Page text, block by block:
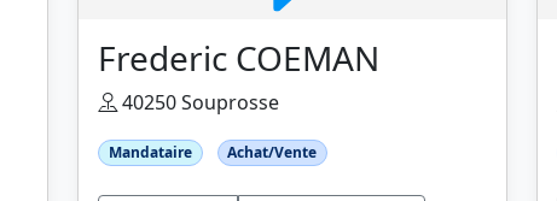
Frederic COEMAN
40250 Souprosse
Mandataire Achat/Vente